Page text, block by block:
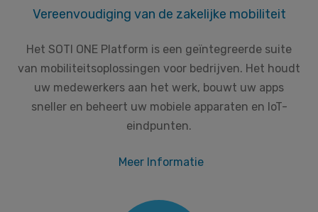
Vereenvoudiging van de zakelijke mobiliteit
Het SOTI ONE Platform is een geïntegreerde suite
van mobiliteitsoplossingen voor bedrijven. Het houdt
uw medewerkers aan het werk, bouwt uw apps
sneller en beheert uw mobiele apparaten en IoT-
eindpunten.
Meer Informatie